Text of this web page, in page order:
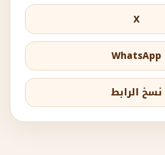
X
WhatsApp
نسخ الرابط